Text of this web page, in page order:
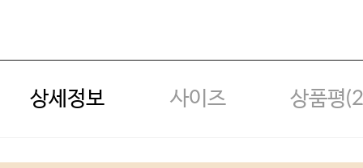
상세정보 사이즈 상품평(2